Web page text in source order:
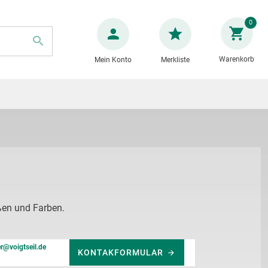
Zum
Inhalt
springen
Mein Konto Merkliste Warenkorb
0
und Farben.
KONTAKFORMULAR